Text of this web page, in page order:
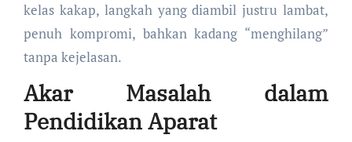
kelas kakap, langkah yang diambil justru lambat,
penuh kompromi, bahkan kadang “menghilang”
tanpa kejelasan.
Akar Masalah dalam
Pendidikan Aparat